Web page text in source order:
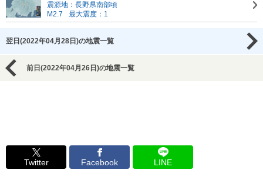
震源地：長野県南部頃
M2.7
最大震度：1
翌日(2022年04月28日)の地震一覧
前日(2022年04月26日)の地震一覧
Twitter Facebook LINE